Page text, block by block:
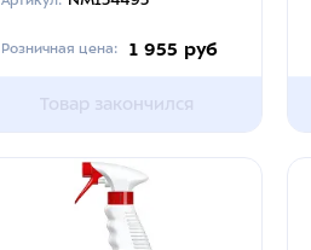
Розничная цена: 1 955 руб
Товар закончился